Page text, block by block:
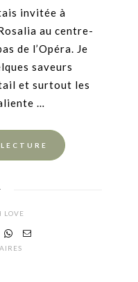
invitée à
au centre-
de l’Opéra. Je
saveurs
et surtout les
…
LOVE